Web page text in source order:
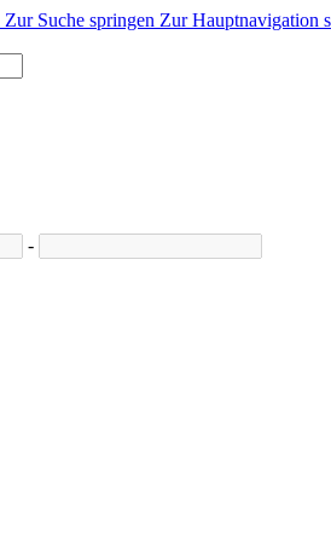
Zur Suche springen Zur Hauptnavigation
-